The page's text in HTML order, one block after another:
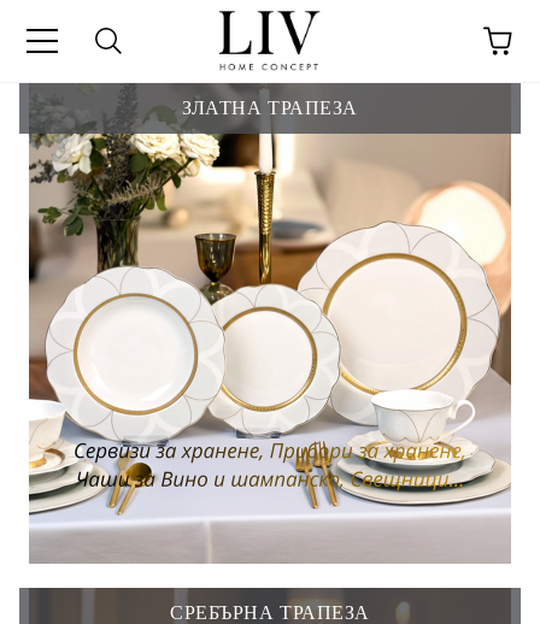
ЗЛАТНА ТРАПЕЗА
СРЕБЪРНА ТРАПЕЗА